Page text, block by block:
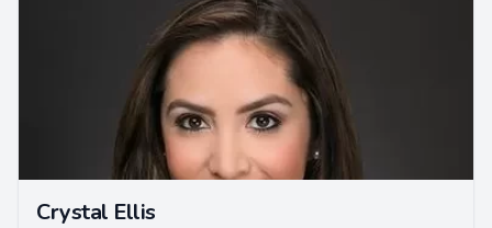
Crystal Ellis